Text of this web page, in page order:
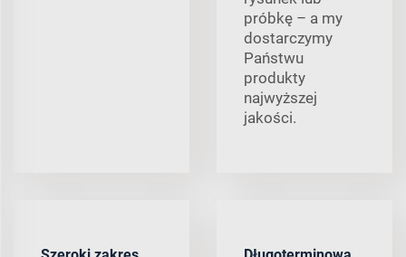
próbkę – a my
dostarczymy
Państwu
produkty
najwyższej
jakości.